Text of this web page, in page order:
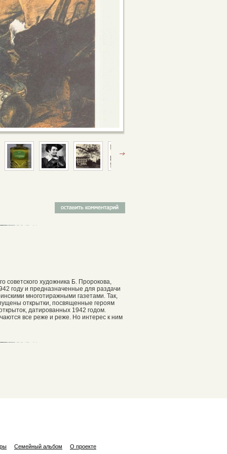
советского художника Б. Пророкова,
году и предназначенные для раздачи
многотиражными газетами. Так,
открытки, посвященные героям
датированных 1942 годом.
все реже и реже. Но интерес к ним
Семейный альбом О проекте